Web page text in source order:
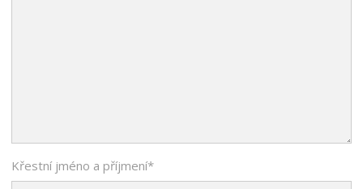
Křestní jméno a příjmení*